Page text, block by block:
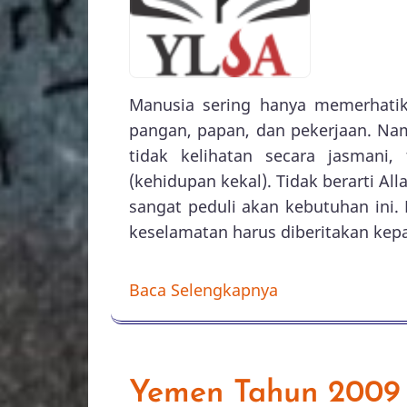
Manusia sering hanya
pangan, papan, dan pekerjaan.
tidak kelihatan secara
(kehidupan kekal). Tidak berarti
sangat peduli akan kebutuhan
keselamatan harus diberitakan
Baca Selengkapnya
Yemen Tahun 2009